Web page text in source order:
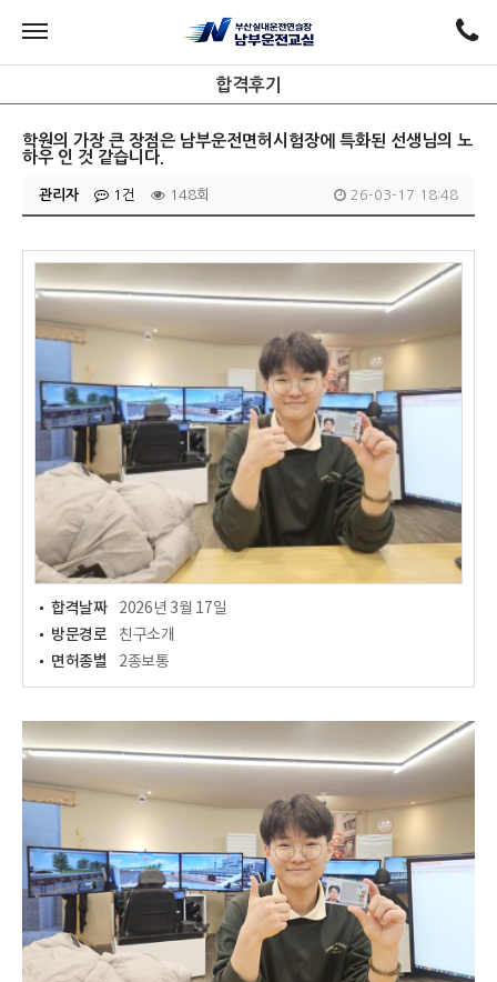
합격후기
학원의 가장 큰 장점은 남부운전면허시험장에 특화된 선생님의 노
하우 인 것 같습니다.
관리자 1건 148회 26-03-17 18:48
합격날짜 2026년 3월 17일
방문경로 친구소개
면허종별 2종보통